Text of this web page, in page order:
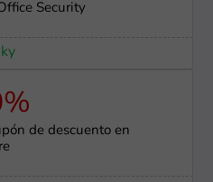
Security
de descuento en